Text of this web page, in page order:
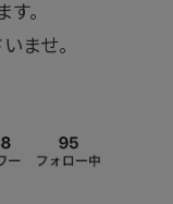
。
ませ。